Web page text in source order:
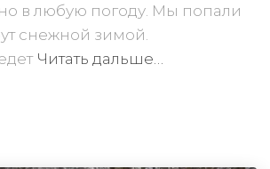
в любую погоду. Мы попали
снежной зимой.
Читать дальше…